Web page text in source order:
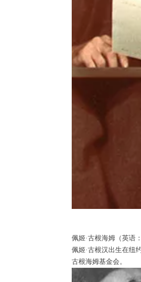
佩姬·古根海姆（英语
佩姬·古根汉出生在纽
古根海姆基金会。